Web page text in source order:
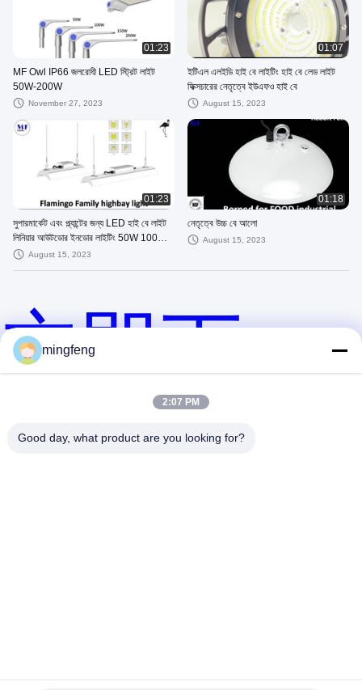
01:23
MF Owl IP66 জলরোধী LED স্ট্রিট লাইট
50W-200W
November 27, 2023
01:07
ইটিএল এলইডি হাই বে লাইটিং হাই বে লেড লাইট
ফিক্সচারের নেতৃত্বে ইউএফও হাই বে
August 15, 2023
01:23
সুপারমার্কেট এবং প্ল্যান্টের জন্য LED হাই বে লাইট
লিনিয়ার আউটডোর ইনডোর লাইটিং 50W 100W
150W 200W
August 15, 2023
01:18
নেতৃত্বে উচ্চ বে আলো
August 15, 2023
立即下
载！
mingfeng
2:07 PM
Good day, what product are you looking for?